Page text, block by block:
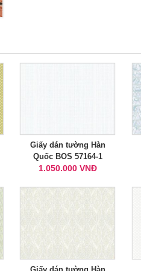
Giấy dán tường Hàn
Quốc BOS 57164-1
1.050.000 VNĐ